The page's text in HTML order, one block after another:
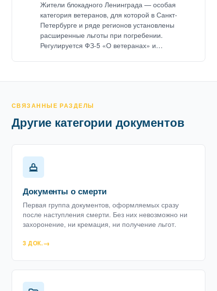
Жители блокадного Ленинграда — особая
категория ветеранов, для которой в Санкт-
Петербурге и ряде регионов установлены
расширенные льготы при погребении.
Регулируется ФЗ-5 «О ветеранах» и…
СВЯЗАННЫЕ РАЗДЕЛЫ
Другие категории документов
Документы о смерти
Первая группа документов, оформляемых сразу
после наступления смерти. Без них невозможно ни
захоронение, ни кремация, ни получение льгот.
3 ДОК.